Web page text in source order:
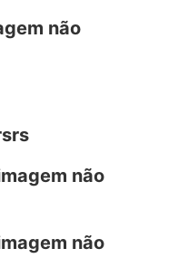
não
não
não